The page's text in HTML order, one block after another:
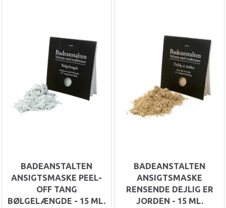
BADEANSTALTEN
ANSIGTSMASKE PEEL-
OFF TANG
BØLGELÆNGDE - 15 ML.
BADEANSTALTEN
ANSIGTSMASKE
RENSENDE DEJLIG ER
JORDEN - 15 ML.